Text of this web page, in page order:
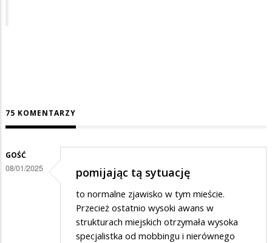
75 KOMENTARZY
GOŚĆ
08/01/2025 pomijając tą sytuację
to normalne zjawisko w tym mieście.
Przecież ostatnio wysoki awans w
strukturach miejskich otrzymała wysoka
specjalistka od mobbingu i nierównego